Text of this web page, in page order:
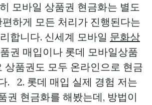
모바일 상품권 현금화는 별도
하게 모든 처리가 진행된다는
합니다. 신세계 모바일 문화상
권 매입이나 롯데 모바일상품
상품권도 모두 온라인으로 현금
. 2. 롯데 매입 실제 경험 저는
권 현금화를 해봤는데, 방법이